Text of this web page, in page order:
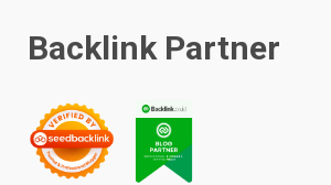
Backlink Partner